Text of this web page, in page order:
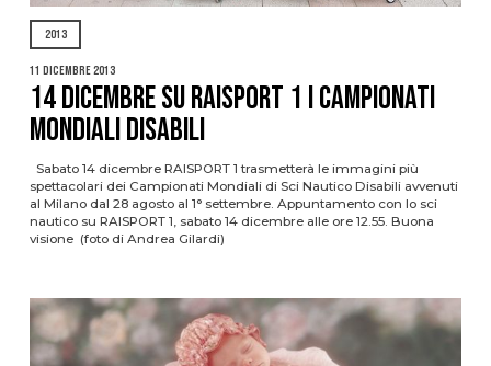
2013
11 Dicembre 2013
14 DICEMBRE SU RAISPORT 1 I CAMPIONATI
MONDIALI DISABILI
Sabato 14 dicembre RAISPORT 1 trasmetterà le immagini più
spettacolari dei Campionati Mondiali di Sci Nautico Disabili avvenuti
al Milano dal 28 agosto al 1° settembre. Appuntamento con lo sci
nautico su RAISPORT 1, sabato 14 dicembre alle ore 12.55. Buona
visione (foto di Andrea Gilardi)